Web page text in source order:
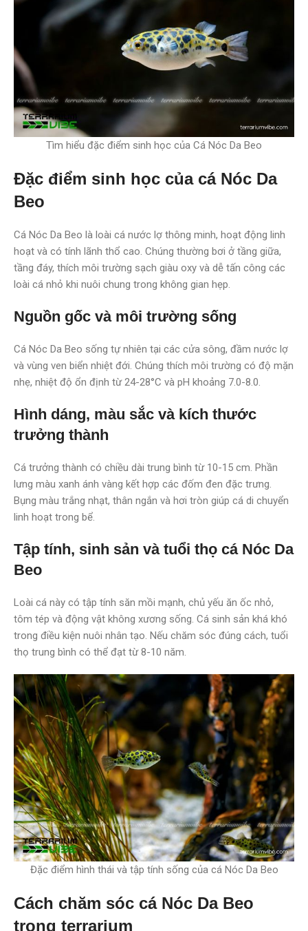
Tìm hiểu đặc điểm sinh học của Cá Nóc Da Beo
Đặc điểm sinh học của cá Nóc Da
Beo
Cá Nóc Da Beo là loài cá nước lợ thông minh, hoạt động linh
hoạt và có tính lãnh thổ cao. Chúng thường bơi ở tầng giữa,
tầng đáy, thích môi trường sạch giàu oxy và dễ tấn công các
loài cá nhỏ khi nuôi chung trong không gian hẹp.
Nguồn gốc và môi trường sống
Cá Nóc Da Beo sống tự nhiên tại các cửa sông, đầm nước lợ
và vùng ven biển nhiệt đới. Chúng thích môi trường có độ mặn
nhẹ, nhiệt độ ổn định từ 24-28°C và pH khoảng 7.0-8.0.
Hình dáng, màu sắc và kích thước
trưởng thành
Cá trưởng thành có chiều dài trung bình từ 10-15 cm. Phần
lưng màu xanh ánh vàng kết hợp các đốm đen đặc trưng.
Bụng màu trắng nhạt, thân ngắn và hơi tròn giúp cá di chuyển
linh hoạt trong bể.
Tập tính, sinh sản và tuổi thọ cá Nóc Da
Beo
Loài cá này có tập tính săn mồi mạnh, chủ yếu ăn ốc nhỏ,
tôm tép và động vật không xương sống. Cá sinh sản khá khó
trong điều kiện nuôi nhân tạo. Nếu chăm sóc đúng cách, tuổi
thọ trung bình có thể đạt từ 8-10 năm.
Đặc điểm hình thái và tập tính sống của cá Nóc Da Beo
Cách chăm sóc cá Nóc Da Beo
trong terrarium